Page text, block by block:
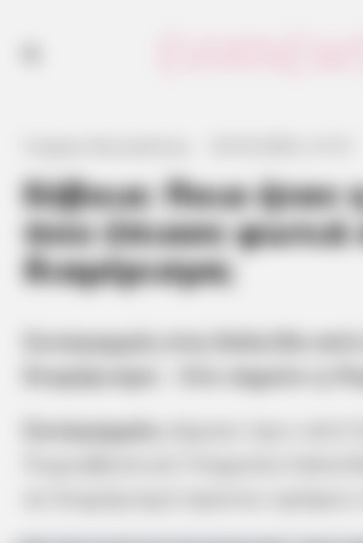
Εύβοια: Ποια ήταν
που έπιασε φωτιά
διαμέρισμα;
Συναγερμός στη Χαλκίδα από
διαμέρισμα – Στο σημείο η
Συναγερμός